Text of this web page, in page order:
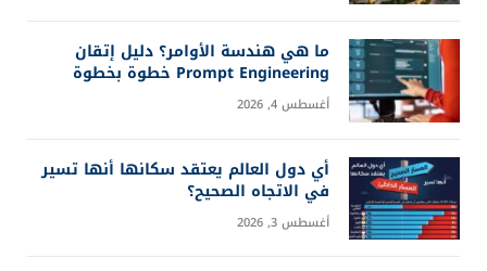
ما هي هندسة الأوامر؟ دليل إتقان
Prompt Engineering خطوة بخطوة
أغسطس 4, 2026
أي دول العالم يعتقد سكانها أنها تسير
في الاتجاه الصحيح؟
أغسطس 3, 2026